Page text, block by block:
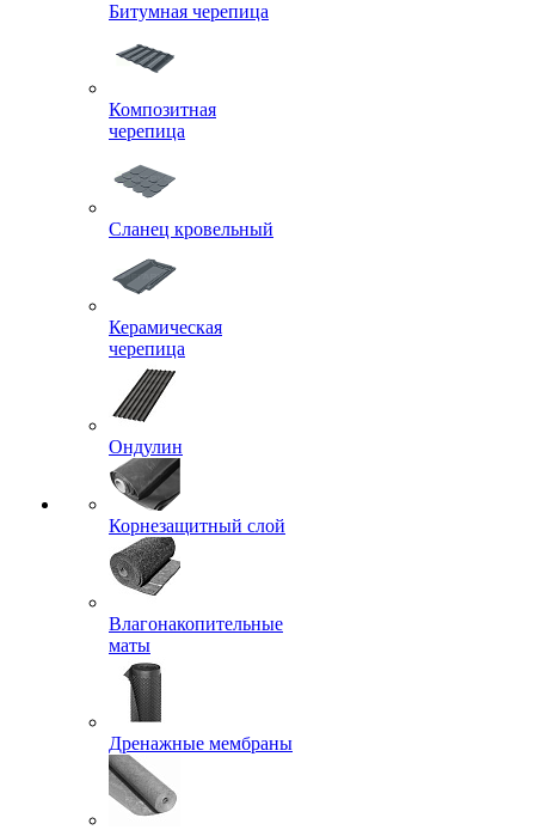
Битумная черепица
Композитная
черепица
Сланец кровельный
Керамическая
черепица
Ондулин
Корнезащитный слой
Влагонакопительные
маты
Дренажные мембраны